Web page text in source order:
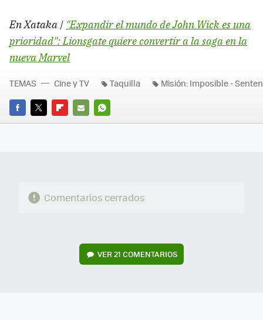
En Xataka | "Expandir el mundo de John Wick es una
prioridad": Lionsgate quiere convertir a la saga en la
nueva Marvel
FACEBOOK
TWITTERFLIPBOARD
E-
WHATSAPP
TEMAS Cine y TV Taquilla Misión: Imposible -
Comentarios cerrados
VER21 COMENTARIOS